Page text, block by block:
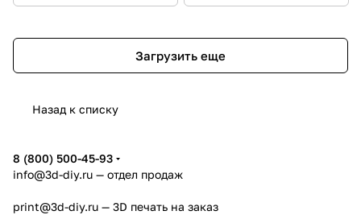
Загрузить еще
Назад к списку
8 (800) 500-45-93
info@3d-diy.ru — отдел продаж
print@3d-diy.ru — 3D печать на заказ